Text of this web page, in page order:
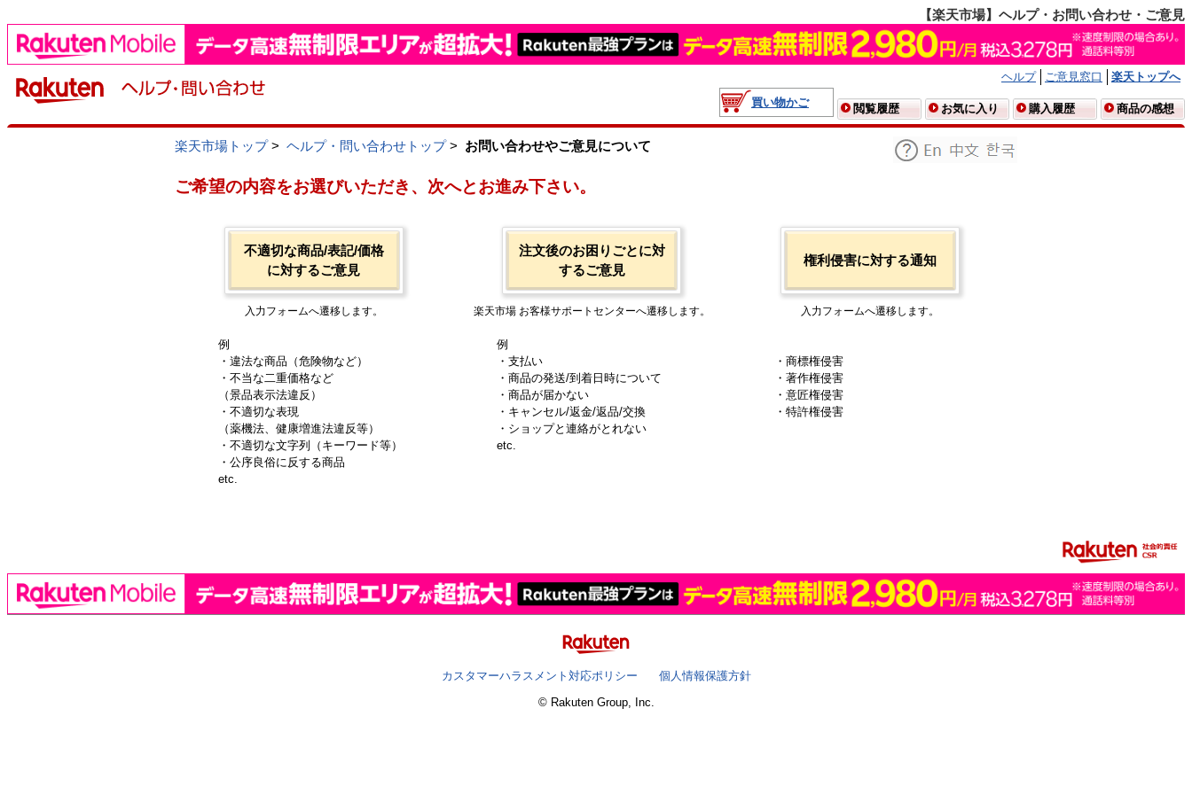
【楽天市場】ヘルプ・お問い合わせ・ご意見
ヘルプ ご意見窓口
楽天トップへ
買い物かご
閲覧履歴 お気に入り 購入履歴 商品の感想
楽天市場トップ> ヘルプ・問い合わせトップ> お問い合わせやご意見について
ご希望の内容をお選びいただき、次へとお進み下さい。
不適切な商品/表記/価格
に対するご意見
入力フォームへ遷移します。
例
・違法な商品（危険物など）
・不当な二重価格など
（景品表示法違反）
・不適切な表現
（薬機法、健康増進法違反等）
・不適切な文字列（キーワード等）
・公序良俗に反する商品
etc.
注文後のお困りごとに対
するご意見
楽天市場 お客様サポートセンターへ遷移します。
例
・支払い
・商品の発送/到着日時について
・商品が届かない
・キャンセル/返金/返品/交換
・ショップと連絡がとれない
etc.
権利侵害に対する通知
入力フォームへ遷移します。
・商標権侵害
・著作権侵害
・意匠権侵害
・特許権侵害
カスタマーハラスメント対応ポリシー
個人情報保護方針
© Rakuten Group, Inc.